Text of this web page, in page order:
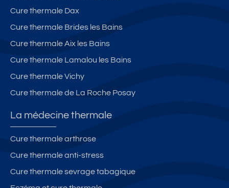
Cure thermale Dax
Cure thermale Brides les Bains
Cure thermale Aix les Bains
Cure thermale Lamalou les Bains
Cure thermale Vichy
Cure thermale de La Roche Posay
La médecine thermale
Cure thermale arthrose
Cure thermale anti-stress
Cure thermale sevrage tabagique